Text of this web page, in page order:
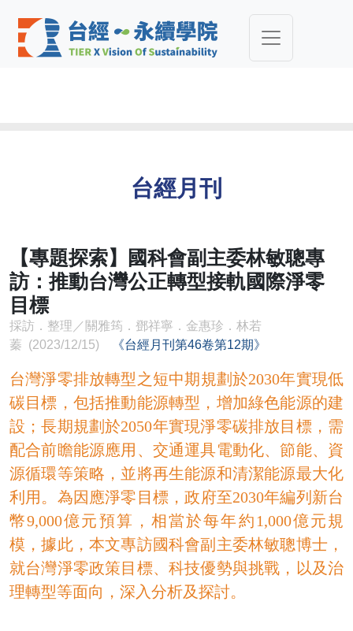
台經月刊
【專題探索】國科會副主委林敏聰專
訪：推動台灣公正轉型接軌國際淨零
目標
採訪．整理／關雅筠．鄧祥寧．金惠珍．林若
蓁 (2023/12/15)
《台經月刊第46卷第12期》
台灣淨零排放轉型之短中期規劃於2030年實現低
碳目標，包括推動能源轉型，增加綠色能源的建
設；長期規劃於2050年實現淨零碳排放目標，需
配合前瞻能源應用、交通運具電動化、節能、資
源循環等策略，並將再生能源和清潔能源最大化
利用。為因應淨零目標，政府至2030年編列新台
幣9,000億元預算，相當於每年約1,000億元規
模，據此，本文專訪國科會副主委林敏聰博士，
就台灣淨零政策目標、科技優勢與挑戰，以及治
理轉型等面向，深入分析及探討。